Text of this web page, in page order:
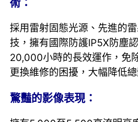
術：
採用雷射固態光源、先進的
技，擁有國際防護IP5X防塵
20,000小時的長效運作，免
更換維修的困擾，大幅降低總
驚豔的影像表現：